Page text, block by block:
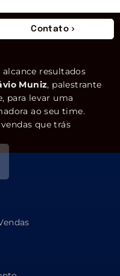
Contato
alcance resultados
Muniz, palestrante
para levar uma
ao seu time.
que trás